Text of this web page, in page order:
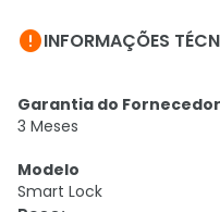
INFORMAÇÕES
Garantia do Fornecedor
3 Meses
Modelo
Smart Lock